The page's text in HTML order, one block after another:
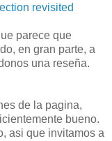
revisited
parece que
en gran parte, a
una reseña.
de la pagina,
bueno.
asi que invitamos a